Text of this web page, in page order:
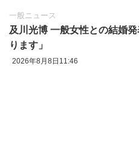
一般ニュース
及川光博 一般女性との結婚
ります」
2026年8月8日11:46